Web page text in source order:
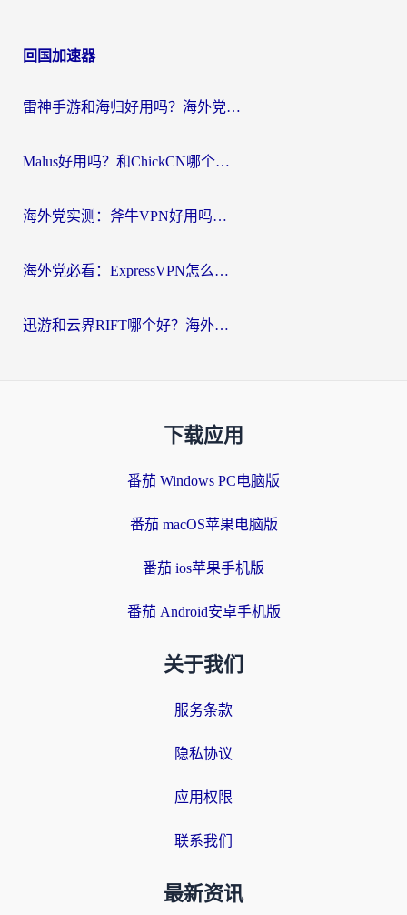
回国加速器
雷神手游和海归好用吗？海外党亲测3款热门回国加速器+番茄加速器深度体验
Malus好用吗？和ChickCN哪个好？海外党亲测：选对回国加速器，追剧游戏不卡顿
海外党实测：斧牛VPN好用吗？和快喵VPN对比哪个回国效果更好？附3款热门加速器深度分析
海外党必看：ExpressVPN怎么样？3步选对回国加速器，无缝刷国内剧玩手游
迅游和云界RIFT哪个好？海外党亲测3款回国加速器，教你无缝刷国内剧玩游戏
下载应用
番茄 Windows PC电脑版
番茄 macOS苹果电脑版
番茄 ios苹果手机版
番茄 Android安卓手机版
关于我们
服务条款
隐私协议
应用权限
联系我们
最新资讯